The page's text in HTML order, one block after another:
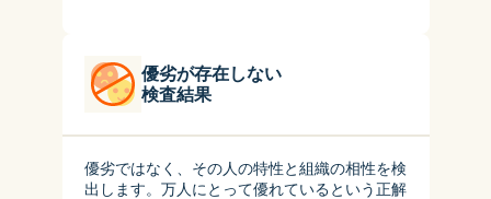
優劣が存在しない
検査結果
優劣ではなく、その人の特性と組織の相性を検
出します。万人にとって優れているという正解